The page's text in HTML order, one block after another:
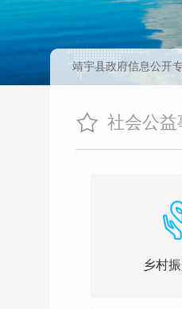
靖宇县政府信息公开
社会公益
乡村